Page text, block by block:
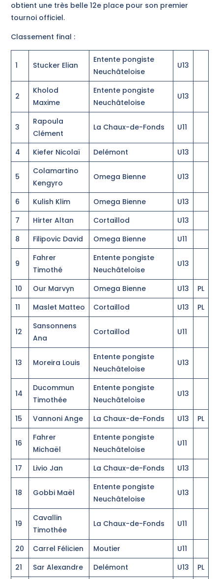
obtient une très belle 12e place pour son premier
tournoi officiel.
Classement final :
1 Stucker Elian
Entente pongiste
Neuchâteloise
U13
2
Kholod
Maxime
Entente pongiste
Neuchâteloise
U13
3
Rapoula
Clément
La Chaux-de-Fonds U11
4 Kiefer Nicolaï Delémont U13
5
Colamartino
Kengyro
Omega Bienne U13
6 Kulish Klim Omega Bienne
U13
7
Hirter Altan Cortaillod
U13
8
Filipovic David Omega Bienne U11
9
Fahrer
Timothé
Entente pongiste
Neuchâteloise
U13
10 Our Marvyn Omega Bienne U13
PL
11
Maslet Matteo Cortaillod U13 PL
12
Sansonnens
Ana
Cortaillod U11
13 Moreira Louis
Entente pongiste
Neuchâteloise
U13
14
Ducommun
Timothée
Entente pongiste
Neuchâteloise
U13
15 Vannoni Ange La Chaux-de-Fonds U13 PL
16
Fahrer
Michaël
Entente pongiste
Neuchâteloise
U11
17 Livio Jan La Chaux-de-Fonds U13
18 Gobbi Maël
Entente pongiste
Neuchâteloise
U13
19
Cavallin
Timothée
La Chaux-de-Fonds U11
20 Carrel Félicien Moutier
U11
21
Sar Alexandre Delémont U13 PL